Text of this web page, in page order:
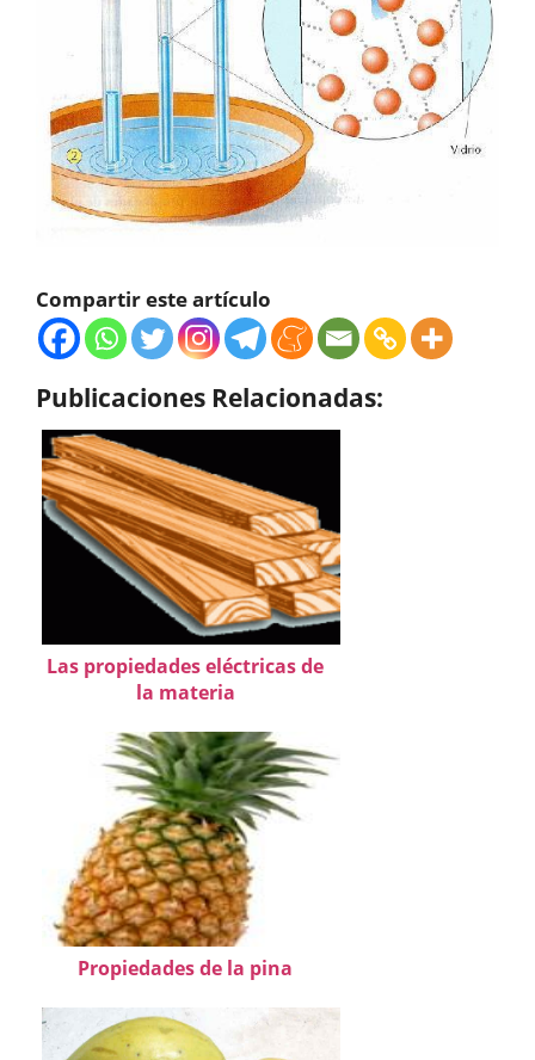
Compartir este artículo
Publicaciones Relacionadas:
Las propiedades eléctricas de
la materia
Propiedades de la pina